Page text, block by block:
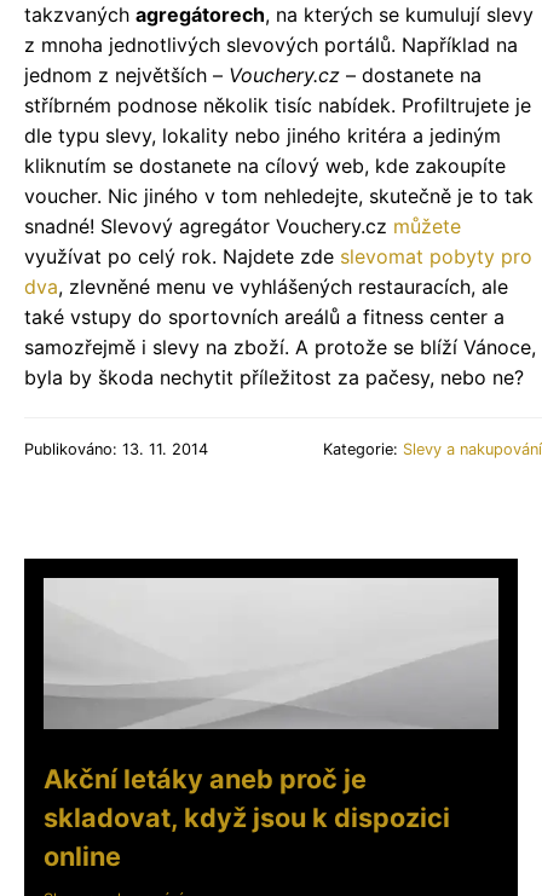
takzvaných agregátorech, na kterých se kumulují slevy
z mnoha jednotlivých slevových portálů. Například na
jednom z největších – Vouchery.cz – dostanete na
stříbrném podnose několik tisíc nabídek. Profiltrujete je
dle typu slevy, lokality nebo jiného kritéra a jediným
kliknutím se dostanete na cílový web, kde zakoupíte
voucher. Nic jiného v tom nehledejte, skutečně je to tak
snadné! Slevový agregátor Vouchery.cz můžete
využívat po celý rok. Najdete zde slevomat pobyty pro
dva, zlevněné menu ve vyhlášených restauracích, ale
také vstupy do sportovních areálů a fitness center a
samozřejmě i slevy na zboží. A protože se blíží Vánoce,
byla by škoda nechytit příležitost za pačesy, nebo ne?
Publikováno: 13. 11. 2014 Kategorie: Slevy a nakupování
Akční letáky aneb proč je
skladovat, když jsou k dispozici
online